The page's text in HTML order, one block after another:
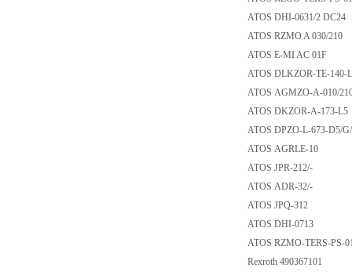
ATOS DHI-0631/2
ATOS RZMO A
ATOS E-MI AC
ATOS DLKZOR-TE-
ATOS AGMZO-A-
ATOS DKZOR-A-
ATOS DPZO-L-673-
ATOS AGRLE-10
ATOS JPR-212/-
ATOS ADR-32/-
ATOS JPQ-312
ATOS DHI-0713
ATOS RZMO-TERS-
Rexroth 490367101